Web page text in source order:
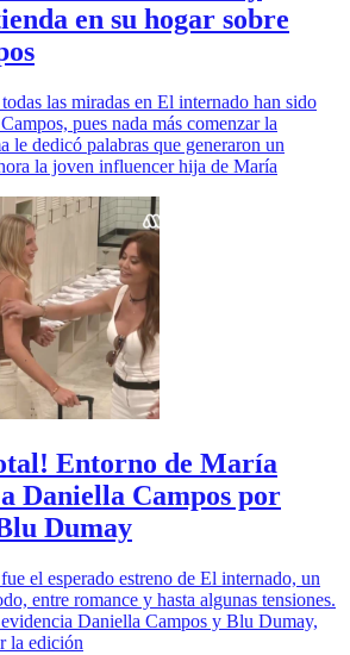
en su hogar sobre
las miradas en El internado han sido
pues nada más comenzar la
le dedicó palabras que generaron un
la joven influencer hija de María
Entorno de María
Daniella Campos por
Dumay
el esperado estreno de El internado, un
entre romance y hasta algunas tensiones.
Daniella Campos y Blu Dumay,
la edición